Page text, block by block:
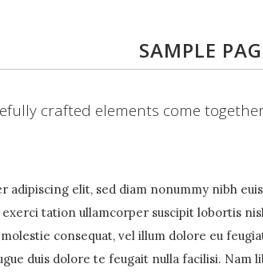
SAMPLE
crafted elements come
adipiscing elit, sed diam nonummy nibh
tation ullamcorper suscipit lobortis
consequat, vel illum dolore eu
duis dolore te feugait nulla facilisi.